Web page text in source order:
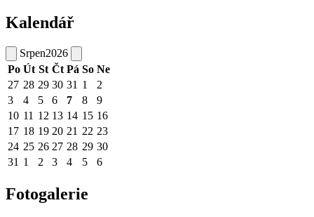
Kalendář
Srpen2026
Po Út St Čt Pá So Ne
27 28 29 30 31 1
2
3
4 5 6 7 8
9
10 11 12 13 14 15 16
17 18 19 20 21 22 23
24 25 26 27 28 29 30
31 1 2 3 4 5 6
Fotogalerie